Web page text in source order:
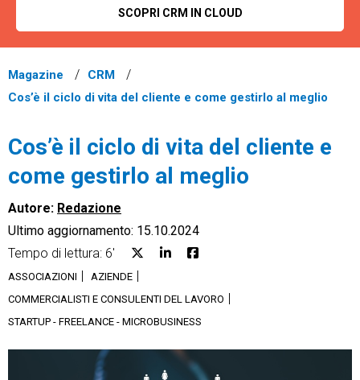
CRM
Ecommerce
Email Marketing
SCOPRI CRM IN CLOUD
Magazine
CRM
Cos’è il ciclo di vita del cliente e come gestirlo al meglio
Cos’è il ciclo di vita del cliente e
come gestirlo al meglio
Autore: Redazione
Ultimo aggiornamento: 15.10.2024
Tempo di lettura: 6'
ASSOCIAZIONI
AZIENDE
COMMERCIALISTI E CONSULENTI DEL LAVORO
STARTUP - FREELANCE - MICROBUSINESS